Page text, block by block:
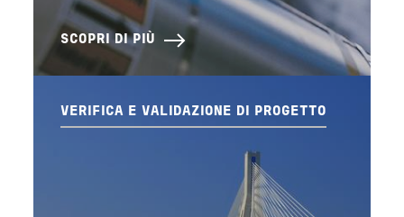
SCOPRI DI PIÙ
VERIFICA E VALIDAZIONE DI PROGETTO